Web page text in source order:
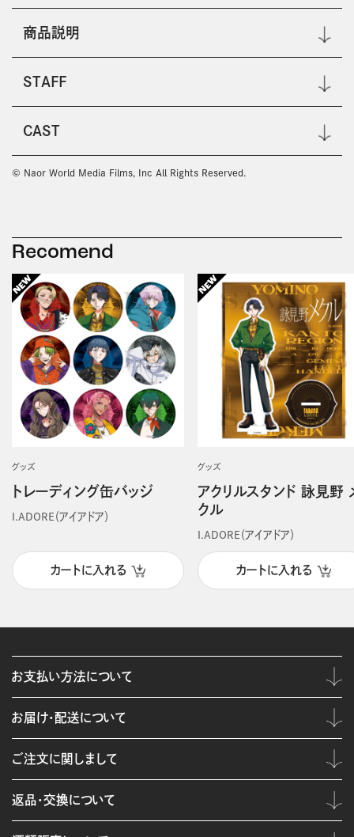
商品説明
STAFF
CAST
© Naor World Media Films, Inc All Rights Reserved.
Recomend
グッズ
トレーディング缶バッジ
I.ADORE（アイアドア）
カートに入れる
グッズ
アクリルスタンド 詠見野
クル
I.ADORE（アイアドア）
カートに入れる
お支払い方法について
お届け・配送について
ご注文に関しまして
返品・交換について